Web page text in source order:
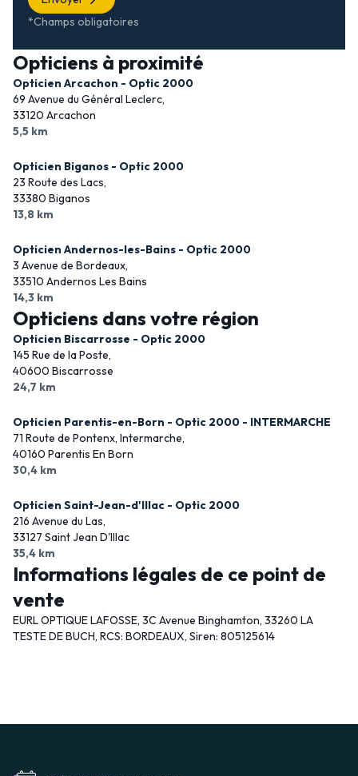
*Champs obligatoires
Opticiens à proximité
Opticien Arcachon - Optic 2000
69 Avenue du Général Leclerc,
33120 Arcachon
5,5 km
Opticien Biganos - Optic 2000
23 Route des Lacs,
33380 Biganos
13,8 km
Opticien Andernos-les-Bains - Optic 2000
3 Avenue de Bordeaux,
33510 Andernos Les Bains
14,3 km
Opticiens dans votre région
Opticien Biscarrosse - Optic 2000
145 Rue de la Poste,
40600 Biscarrosse
24,7 km
Opticien Parentis-en-Born - Optic 2000 - INTERMARCHE
71 Route de Pontenx, Intermarche,
40160 Parentis En Born
30,4 km
Opticien Saint-Jean-d'Illac - Optic 2000
216 Avenue du Las,
33127 Saint Jean D'Illac
35,4 km
Informations légales de ce point de
vente
EURL OPTIQUE LAFOSSE, 3C Avenue Binghamton, 33260 LA
TESTE DE BUCH, RCS: BORDEAUX, Siren: 805125614